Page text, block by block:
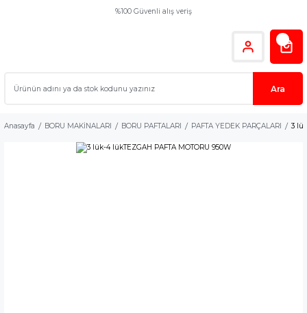
%100 Güvenli alış veriş
Ara
Anasayfa BORU MAKİNALARI BORU PAFTALARI PAFTA YEDEK PARÇALARI 3